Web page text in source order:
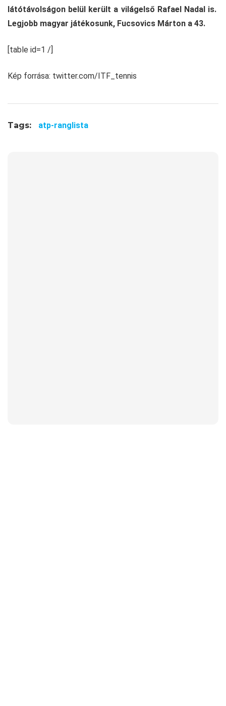
látótávolságon belül került a világelső Rafael Nadal is.
Legjobb magyar játékosunk, Fucsovics Márton a 43.
[table id=1 /]
Kép forrása: twitter.com/ITF_tennis
Tags: atp-ranglista